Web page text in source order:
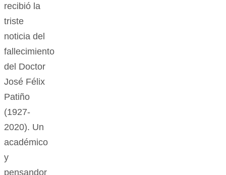
recibió la
triste
noticia del
fallecimiento
del Doctor
José Félix
Patiño
(1927-
2020). Un
académico
y
pensandor